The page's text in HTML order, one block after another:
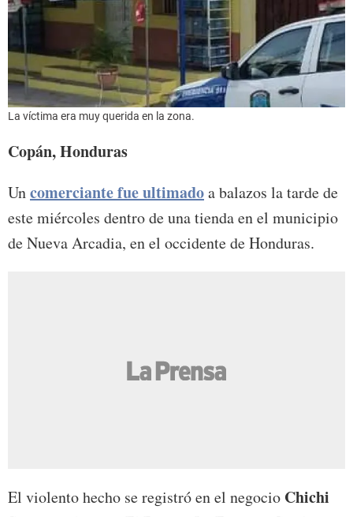
La víctima era muy querida en la zona.
Copán, Honduras
Uncomerciante fue ultimadoa balazos la tarde de
este miércoles dentro de una tienda en el municipio
de Nueva Arcadia, en el occidente de Honduras.
El violento hecho se registró en el negocio Chichi